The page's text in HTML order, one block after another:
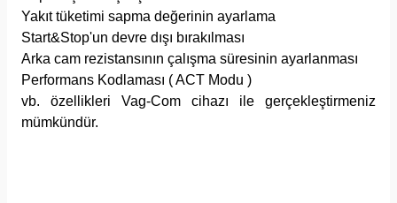
Yakıt tüketimi sapma değerinin ayarlama
Start&Stop'un devre dışı bırakılması
Arka cam rezistansının çalışma süresinin ayarlanması
Performans Kodlaması ( ACT Modu )
vb. özellikleri Vag-Com cihazı ile gerçekleştirmeniz
mümkündür.